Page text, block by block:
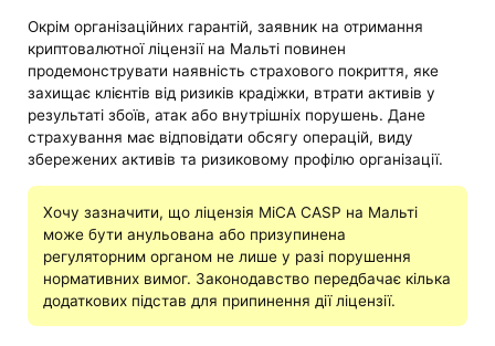
Окрім організаційних гарантій, заявник на отримання
криптовалютної ліцензії на Мальті повинен
продемонструвати наявність страхового покриття, яке
захищає клієнтів від ризиків крадіжки, втрати активів у
результаті збоїв, атак або внутрішніх порушень. Дане
страхування має відповідати обсягу операцій, виду
збережених активів та ризиковому профілю організації.
Хочу зазначити, що ліцензія MiCA CASP на Мальті
може бути анульована або призупинена
регуляторним органом не лише у разі порушення
нормативних вимог. Законодавство передбачає кілька
додаткових підстав для припинення дії ліцензії.